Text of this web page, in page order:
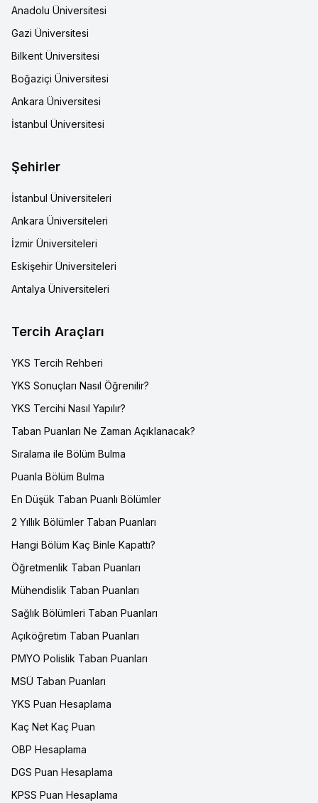
Anadolu Üniversitesi
Gazi Üniversitesi
Bilkent Üniversitesi
Boğaziçi Üniversitesi
Ankara Üniversitesi
İstanbul Üniversitesi
Şehirler
İstanbul Üniversiteleri
Ankara Üniversiteleri
İzmir Üniversiteleri
Eskişehir Üniversiteleri
Antalya Üniversiteleri
Tercih Araçları
YKS Tercih Rehberi
YKS Sonuçları Nasıl Öğrenilir?
YKS Tercihi Nasıl Yapılır?
Taban Puanları Ne Zaman Açıklanacak?
Sıralama ile Bölüm Bulma
Puanla Bölüm Bulma
En Düşük Taban Puanlı Bölümler
2 Yıllık Bölümler Taban Puanları
Hangi Bölüm Kaç Binle Kapattı?
Öğretmenlik Taban Puanları
Mühendislik Taban Puanları
Sağlık Bölümleri Taban Puanları
Açıköğretim Taban Puanları
PMYO Polislik Taban Puanları
MSÜ Taban Puanları
YKS Puan Hesaplama
Kaç Net Kaç Puan
OBP Hesaplama
DGS Puan Hesaplama
KPSS Puan Hesaplama